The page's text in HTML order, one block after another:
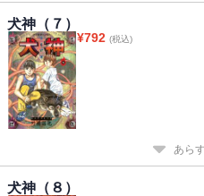
犬神（７）
¥792 (税込)
あら
犬神（８）